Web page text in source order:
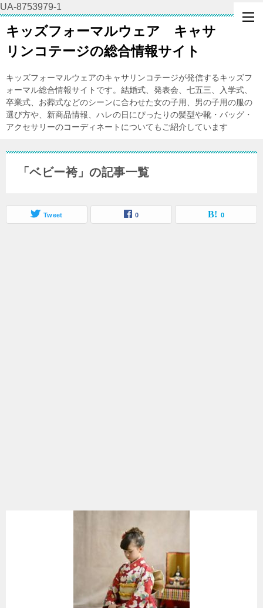
UA-8753979-1
キッズフォーマルウェア キャサ
リンコテージの総合情報サイト
キッズフォーマルウェアのキャサリンコテージが発信するキッズフ
ォーマル総合情報サイトです。結婚式、発表会、七五三、入学式、
卒業式、お葬式などのシーンに合わせた女の子用、男の子用の服の
選び方や、新商品情報、ハレの日にぴったりの髪型や靴・バッグ・
アクセサリーのコーディネートについてもご紹介しています
「ベビー袴」の記事一覧
Tweet 0 0